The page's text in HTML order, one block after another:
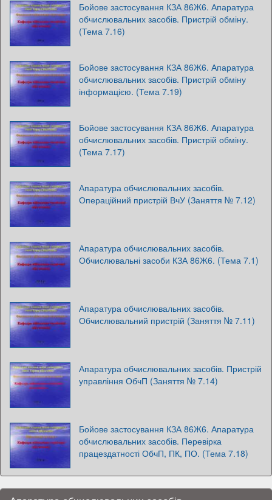
Бойове застосування КЗА 86Ж6. Апаратура
обчислювальних засобів. Пристрій обміну.
(Тема 7.16)
Бойове застосування КЗА 86Ж6. Апаратура
обчислювальних засобів. Пристрій обміну
інформацією. (Тема 7.19)
Бойове застосування КЗА 86Ж6. Апаратура
обчислювальних засобів. Пристрій обміну.
(Тема 7.17)
Апаратура обчислювальних засобів.
Операційний пристрій ВчУ (Заняття № 7.12)
Апаратура обчислювальних засобів.
Обчислювальні засоби КЗА 86Ж6. (Тема 7.1)
Апаратура обчислювальних засобів.
Обчислювальний пристрій (Заняття № 7.11)
Апаратура обчислювальних засобів. Пристрій
управління ОбчП (Заняття № 7.14)
Бойове застосування КЗА 86Ж6. Апаратура
обчислювальних засобів. Перевірка
працездатності ОбчП, ПК, ПО. (Тема 7.18)